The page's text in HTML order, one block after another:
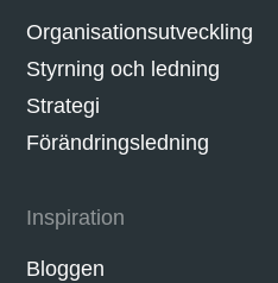
Organisationsutveckling
Styrning och ledning
Strategi
Förändringsledning
Inspiration
Bloggen